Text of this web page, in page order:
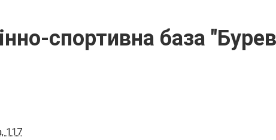
спортивна база
117